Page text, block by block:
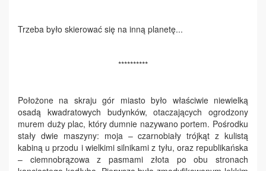
Trzeba było skierować się na inną planetę...
**********
Położone na skraju gór miasto było właściwie niewielką
osadą kwadratowych budynków, otaczających ogrodzony
murem duży plac, który dumnie nazywano portem. Pośrodku
stały dwie maszyny: moja – czarnobiały trójkąt z kulistą
kabiną u przodu i wielkimi silnikami z tyłu, oraz republikańska
– ciemnobrązowa z pasmami złota po obu stronach